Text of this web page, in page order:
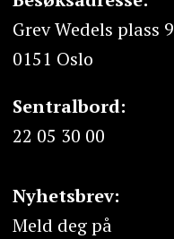
Grev Wedels plass 9
0151 Oslo
Sentralbord:
22 05 30 00
Nyhetsbrev:
Meld deg på